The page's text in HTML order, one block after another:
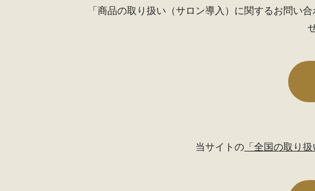
「商品の取り扱い（サロン導入）に関するお問い
当サイトの 「全国の取り